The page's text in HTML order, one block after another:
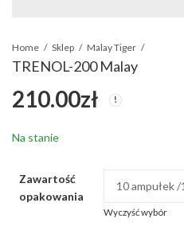
Home Sklep Malay Tiger
TRENOL-200 Malay
210.00zł
Na stanie
Zawartość
opakowania
Wyczyść wybór